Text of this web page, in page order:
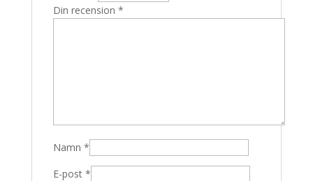
Din recension *
Namn *
E-post *